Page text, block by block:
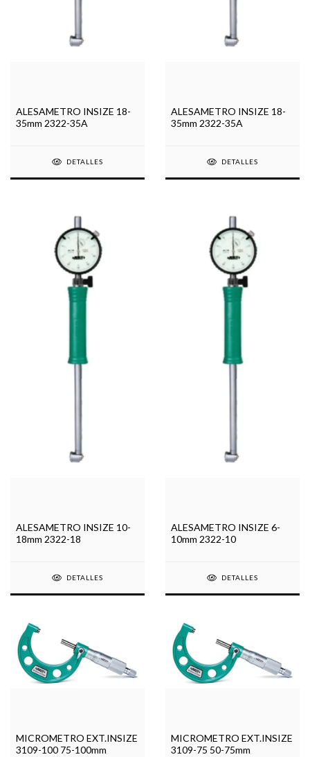
ALESAMETRO INSIZE 18-
35mm 2322-35A
DETALLES
ALESAMETRO INSIZE 18-
35mm 2322-35A
DETALLES
ALESAMETRO INSIZE 10-
18mm 2322-18
DETALLES
ALESAMETRO INSIZE 6-
10mm 2322-10
DETALLES
MICROMETRO EXT.INSIZE
3109-100 75-100mm
MICROMETRO EXT.INSIZE
3109-75 50-75mm